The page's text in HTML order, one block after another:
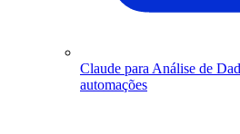
Claude para Análise de
automações